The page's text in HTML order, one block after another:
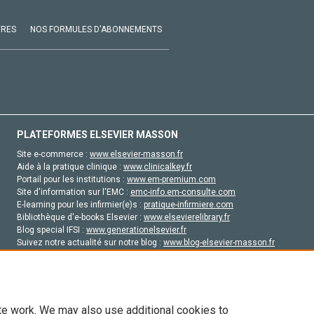
NOS FORMULES D'ABONNEMENTS
PLATEFORMES ELSEVIER MASSON
Site e-commerce : www.elsevier-masson.fr
Aide à la pratique clinique : www.clinicalkey.fr
Portail pour les institutions : www.em-premium.com
Site d'information sur l'EMC : emc-info.em-consulte.com
E-learning pour les infirmier(e)s : pratique-infirmiere.com
Bibliothèque d'e-books Elsevier : www.elsevierelibrary.fr
Blog special IFSI : www.generationelsevier.fr
Suivez notre actualité sur notre blog : www.blog-elsevier-masson.fr
work. We may also use additional cookies to